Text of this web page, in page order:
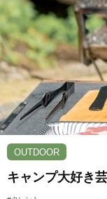
OUTDOOR
キャンプ大好き